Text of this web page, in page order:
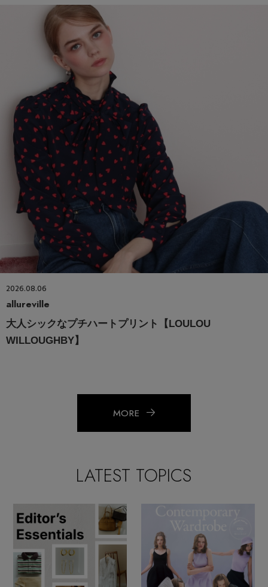
2026.08.06
allureville
大人シックなプチハートプリント【LOULOU
WILLOUGHBY】
MORE
LATEST TOPICS